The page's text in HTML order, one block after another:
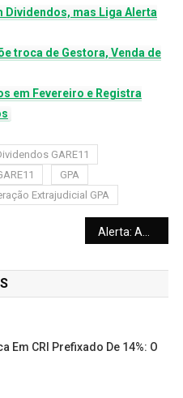
Dividendos, mas Liga Alerta
troca de Gestora, Venda de
em Fevereiro e Registra
GARE11
GPA
Extrajudicial GPA
Em CRI Prefixado De 14%: O